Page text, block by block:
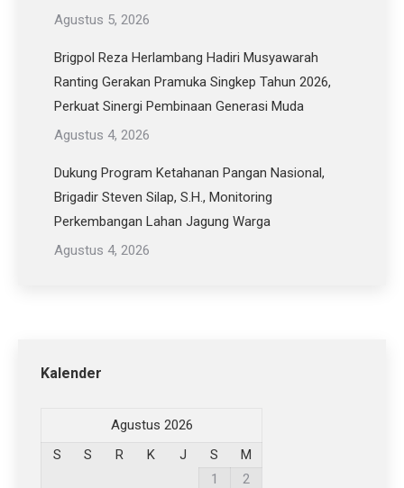
Agustus 5, 2026
Brigpol Reza Herlambang Hadiri Musyawarah
Ranting Gerakan Pramuka Singkep Tahun 2026,
Perkuat Sinergi Pembinaan Generasi Muda
Agustus 4, 2026
Dukung Program Ketahanan Pangan Nasional,
Brigadir Steven Silap, S.H., Monitoring
Perkembangan Lahan Jagung Warga
Agustus 4, 2026
Kalender
Agustus 2026
S
S R K J S
M
1
2